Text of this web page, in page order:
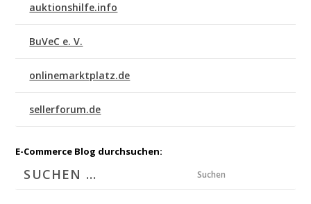
auktionshilfe.info
BuVeC e. V.
onlinemarktplatz.de
sellerforum.de
E-Commerce Blog durchsuchen:
Suchen